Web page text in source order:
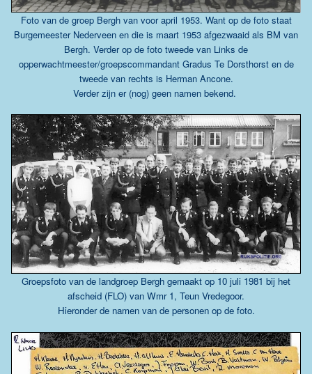
Foto van de groep Bergh van voor april 1953. Want op de foto staat
Burgemeester Nederveen en die is maart 1953 afgezwaaid als BM van
Bergh. Verder op de foto tweede van Links de
opperwachtmeester/groepscommandant Gradus Te Dorsthorst en de
tweede van rechts is Herman Ancone.
Verder zijn er (nog) geen namen bekend.
Groepsfoto van de landgroep Bergh gemaakt op 10 juli 1981 bij het
afscheid (FLO) van Wmr 1, Teun Vredegoor.
Hieronder de namen van de personen op de foto.